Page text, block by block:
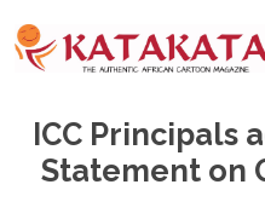
ICC Principals
Statement on